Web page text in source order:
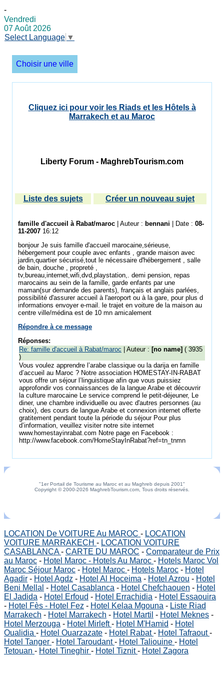
-
Vendredi
07 Août 2026
Select Language ▼
Choisir une ville
Cliquez ici pour voir les Riads et les Hôtels à
Marrakech et au Maroc
Liberty Forum - MaghrebTourism.com
Liste des sujets Créer un nouveau sujet
famille d'accueil à Rabat/maroc | Auteur : bennani | Date : 08-
11-2007 16:12
bonjour Je suis famille d'accueil marocaine,sérieuse,
hébergement pour couple avec enfants , grande maison avec
jardin,quartier sécurisé,tout le nécessaire d'hébergement , salle
de bain, douche , propreté ,
tv,bureau,internet,wifi,dvd,playstation,. demi pension, repas
marocains au sein de la famille, garde enfants par une
maman(sur demande des parents), français et anglais parlées,
possibilité d'assurer accueil à l'aeroport ou à la gare, pour plus d
informations envoyer e-mail. le trajet en voiture de la maison au
centre ville/médina est de 10 mn amicalement
Répondre à ce message
Réponses:
Re: famille d'accueil à Rabat/maroc | Auteur : [no name] ( 3935
)
Vous voulez apprendre l’arabe classique ou la darija en famille
d’accueil au Maroc ? Notre association HOMESTAY-IN-RABAT
vous offre un séjour l’linguistique afin que vous puissiez
approfondir vos connaissances de la langue Arabe et découvrir
la culture marocaine Le service comprend le petit-déjeuner, Le
diner, une chambre individuelle ou avec d'autres personnes (au
choix), des cours de langue Arabe et connexion internet offerte
gratitement pendant toute la période du séjour Pour plus
d’information, veuillez visiter notre site internet
www.homestayinrabat.com Notre page en Facebook :
http://www.facebook.com/HomeStayInRabat?ref=tn_tnmn
"1er Portail de Tourisme au Maroc et au Maghreb depuis 2001"
Copyright © 2000-2026 MaghrebTourism.com, Tous droits réservés.
LOCATION De VOITURE Au MAROC - LOCATION
VOITURE MARRAKECH - LOCATION VOITURE
CASABLANCA- CARTE DU MAROC - Comparateur de Prix
au Maroc - Hotel Maroc - Hotels Au Maroc - Hotels Maroc Vol
Maroc Séjour Maroc - Hotel Maroc - Hotels Maroc - Hotel
Agadir - Hotel Agdz - Hotel Al Hoceima - Hotel Azrou - Hotel
Beni Mellal - Hotel Casablanca - Hotel Chefchaouen - Hotel
El Jadida - Hotel Erfoud - Hotel Errachidia - Hotel Essaouira
- Hotel Fès - Hotel Fez - Hotel Kelaa Mgouna - Liste Riad
Marrakech - Hotel Marrakech - Hotel Martil - Hotel Meknes -
Hotel Merzouga - Hotel Mirleft- Hotel M'Hamid - Hotel
Oualidia - Hotel Ouarzazate - Hotel Rabat- Hotel Tafraout-
Hotel Tanger - Hotel Taroudant- Hotel Taliouine - Hotel
Tetouan - Hotel Tineghir - Hotel Tiznit- Hotel Zagora